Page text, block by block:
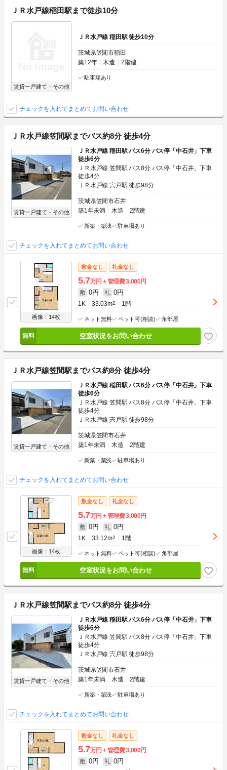
ＪＲ水戸線稲田駅まで徒歩10分
賃貸一戸建て・その他
ＪＲ水戸線 稲田駅 徒歩10分
茨城県笠間市稲田
築12年
木造 2階建
駐車場あり
チェックを入れてまとめてお問い合わせ
ＪＲ水戸線笠間駅までバス約8分 徒歩4分
賃貸一戸建て・その他
ＪＲ水戸線 稲田駅 バス6分 バス停「中石井」下車
徒歩6分
ＪＲ水戸線 笠間駅 バス8分 バス停「中石井」下車
徒歩4分
ＪＲ水戸線 宍戸駅 徒歩98分
茨城県笠間市石井
築1年未満
木造 2階建
新築・築浅 駐車場あり
チェックを入れてまとめてお問い合わせ
画像：14枚
敷金なし 礼金なし
5.7万円 管理費3,000円
敷 0円 礼 0円
1K 33.03m2 1階
ネット無料 ペット可(相談) 角部屋
空室状況をお問い合わせ
ＪＲ水戸線笠間駅までバス約8分 徒歩4分
賃貸一戸建て・その他
ＪＲ水戸線 稲田駅 バス6分 バス停「中石井」下車
徒歩6分
ＪＲ水戸線 笠間駅 バス8分 バス停「中石井」下車
徒歩4分
ＪＲ水戸線 宍戸駅 徒歩98分
茨城県笠間市石井
築1年未満
木造 2階建
新築・築浅 駐車場あり
チェックを入れてまとめてお問い合わせ
画像：14枚
敷金なし 礼金なし
5.7万円 管理費3,000円
敷 0円 礼 0円
1K 33.12m2 1階
ネット無料 ペット可(相談) 角部屋
空室状況をお問い合わせ
ＪＲ水戸線笠間駅までバス約8分 徒歩4分
賃貸一戸建て・その他
ＪＲ水戸線 稲田駅 バス6分 バス停「中石井」下車
徒歩6分
ＪＲ水戸線 笠間駅 バス8分 バス停「中石井」下車
徒歩4分
ＪＲ水戸線 宍戸駅 徒歩98分
茨城県笠間市石井
築1年未満
木造 2階建
新築・築浅 駐車場あり
チェックを入れてまとめてお問い合わせ
敷金なし 礼金なし
5.7万円 管理費3,000円
敷 0円 礼 0円